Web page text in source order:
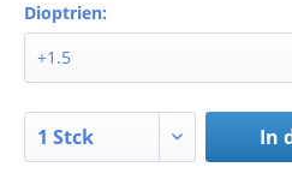
Dioptrien:
In